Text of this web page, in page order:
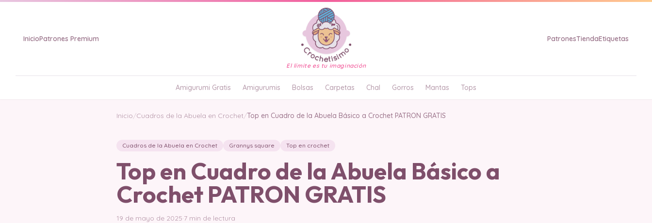
InicioPatrones Premium
El límite es tu imaginación
PatronesTiendaEtiquetas
Amigurumi Gratis Amigurumis Bolsas Carpetas Chal Gorros Mantas Tops
Inicio/Cuadros de la Abuela en Crochet/Top en Cuadro de la Abuela Básico a Crochet PATRON GRATIS
Cuadros de la Abuela en Crochet Grannys square Top en crochet
Top en Cuadro de la Abuela Básico a
Crochet PATRON GRATIS
19 de mayo de 2025·7 min de lectura